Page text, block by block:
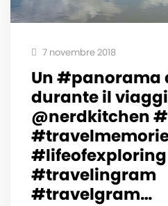
7 novembre 2018
Un #panorama
durante il
@nerdkitchen
#lifeofexploring
#travelingram
#travelgram…